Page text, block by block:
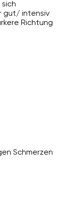
gut/ intensiv
Richtung
Schmerzen